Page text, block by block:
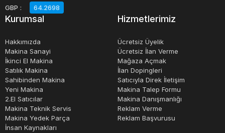
ahşap işleri için vazgeçilmez bir araçtır.
GBP : 64.2698
Kurumsal
Hakkımızda
Makina Sanayi
İkinci El Makina
Satılık Makina
Sahibinden Makina
Yeni Makina
2.El Satıcılar
Makina Teknik Servis
Makina Yedek Parça
İnsan Kaynakları
Hizmetlerimiz
Ücretsiz Üyelik
Ücretsiz İlan Verme
Mağaza Açmak
İlan Dopingleri
Satıcıyla Direk İletişim
Makina Talep Formu
Makina Danışmanlığı
Reklam Verme
Reklam Başvurusu